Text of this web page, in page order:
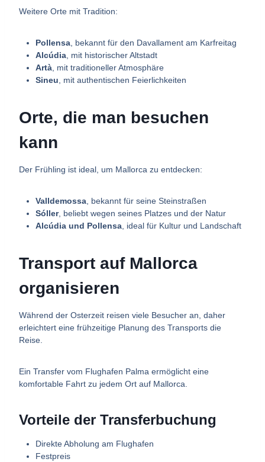
Weitere Orte mit Tradition:
Pollensa, bekannt für den Davallament am Karfreitag
Alcúdia, mit historischer Altstadt
Artà, mit traditioneller Atmosphäre
Sineu, mit authentischen Feierlichkeiten
Orte, die man besuchen
kann
Der Frühling ist ideal, um Mallorca zu entdecken:
Valldemossa, bekannt für seine Steinstraßen
Sóller, beliebt wegen seines Platzes und der Natur
Alcúdia und Pollensa, ideal für Kultur und Landschaft
Transport auf Mallorca
organisieren
Während der Osterzeit reisen viele Besucher an, daher
erleichtert eine frühzeitige Planung des Transports die
Reise.
Ein Transfer vom Flughafen Palma ermöglicht eine
komfortable Fahrt zu jedem Ort auf Mallorca.
Vorteile der Transferbuchung
Direkte Abholung am Flughafen
Festpreis